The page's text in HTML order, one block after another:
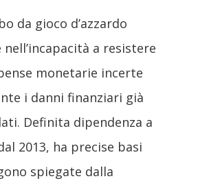
da gioco d’azzardo
nell’incapacità a resistere
monetarie incerte
i danni finanziari già
Definita dipendenza a
2013, ha precise basi
spiegate dalla